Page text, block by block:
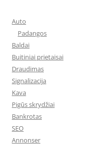
Auto
Padangos
Baldai
Buitiniai prietaisai
Draudimas
Signalizacija
Kava
Pigūs skrydžiai
Bankrotas
SEO
Annonser